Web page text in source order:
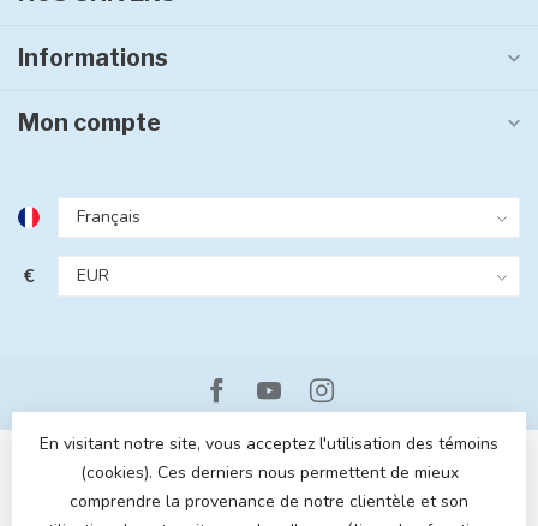
Informations
Mon compte
€
En visitant notre site, vous acceptez l'utilisation des témoins
(cookies). Ces derniers nous permettent de mieux
comprendre la provenance de notre clientèle et son